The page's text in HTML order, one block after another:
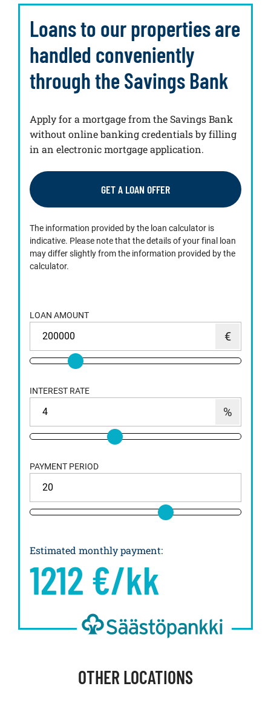
Loans to our properties are
handled conveniently
through the Savings Bank
Apply for a mortgage from the Savings Bank
without online banking credentials by filling
in an electronic mortgage application.
GET A LOAN OFFER
The information provided by the loan calculator is
indicative. Please note that the details of your final loan
may differ slightly from the information provided by the
calculator.
LOAN AMOUNT
INTEREST RATE
PAYMENT PERIOD
Estimated monthly payment:
1212 €/kk
OTHER LOCATIONS